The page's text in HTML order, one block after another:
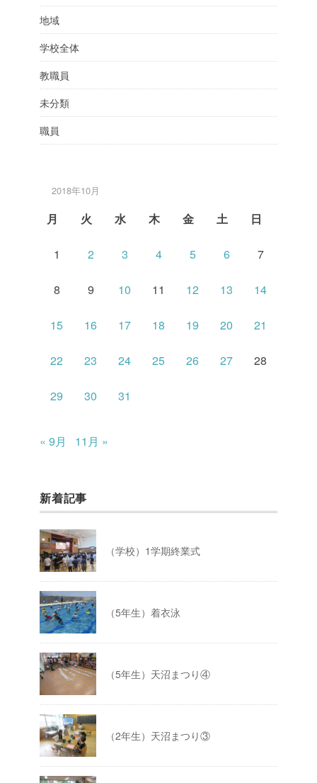
地域
学校全体
教職員
未分類
職員
2018年10月
月 火 水 木 金 土 日
1 2 3 4 5 6 7
8 9 10 11 12 13 14
15 16 17 18 19 20 21
22 23 24 25 26 27 28
29 30 31
« 9月 11月 »
新着記事
（学校）1学期終業式
（5年生）着衣泳
（5年生）天沼まつり④
（2年生）天沼まつり③